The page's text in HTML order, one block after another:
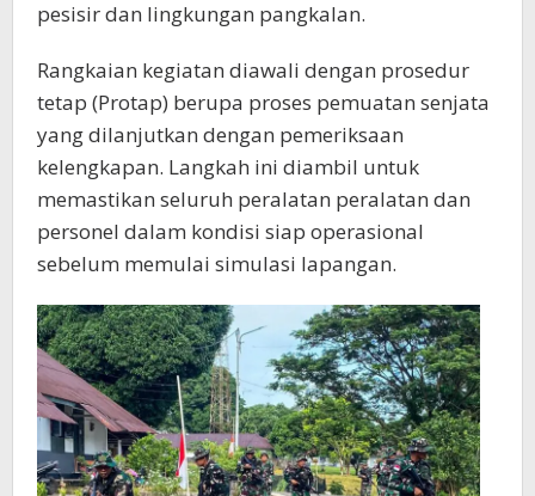
pesisir dan lingkungan pangkalan.
Rangkaian kegiatan diawali dengan prosedur
tetap (Protap) berupa proses pemuatan senjata
yang dilanjutkan dengan pemeriksaan
kelengkapan. Langkah ini diambil untuk
memastikan seluruh peralatan peralatan dan
personel dalam kondisi siap operasional
sebelum memulai simulasi lapangan.